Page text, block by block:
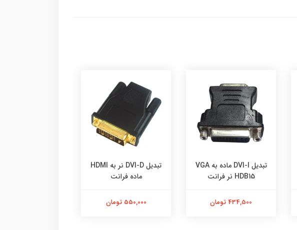
تبدیل DVI-I ماده به VGA
HDB15 نر فرانت
434,500 تومان
تبدیل DVI-D نر به HDMI
ماده فرانت
550,000 تومان